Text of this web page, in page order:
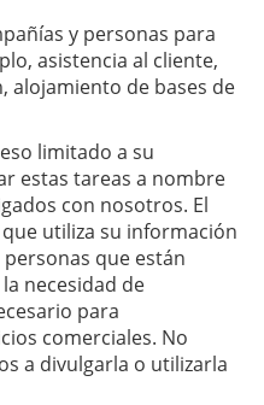
y personas para
asistencia al cliente,
alojamiento de bases de
limitado a su
estas tareas a nombre
con nosotros. El
utiliza su información
que están
necesidad de
para
comerciales. No
a divulgarla o utilizarla